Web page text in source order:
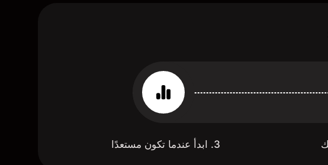
3. ابدأ عندما تكون مستعدًا